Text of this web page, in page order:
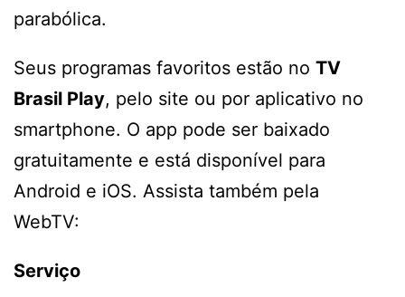
parabólica.
Seus programas favoritos estão no TV
Brasil Play, pelo site ou por aplicativo no
smartphone. O app pode ser baixado
gratuitamente e está disponível para
Android e iOS. Assista também pela
WebTV:
Serviço